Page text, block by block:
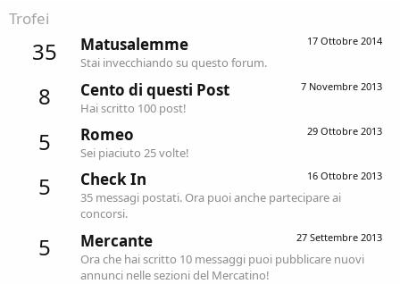
Trofei
35 17 Ottobre 2014
Matusalemme
Stai invecchiando su questo forum.
8 7 Novembre 2013
Cento di questi Post
Hai scritto 100 post!
5 29 Ottobre 2013
Romeo
Sei piaciuto 25 volte!
5 16 Ottobre 2013
Check In
35 messagi postati. Ora puoi anche partecipare ai
concorsi.
5 27 Settembre 2013
Mercante
Ora che hai scritto 10 messaggi puoi pubblicare nuovi
annunci nelle sezioni del Mercatino!